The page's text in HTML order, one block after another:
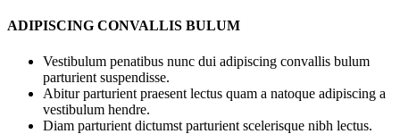
ADIPISCING CONVALLIS BULUM
Vestibulum penatibus nunc dui adipiscing convallis bulum
parturient suspendisse.
Abitur parturient praesent lectus quam a natoque adipiscing a
vestibulum hendre.
Diam parturient dictumst parturient scelerisque nibh lectus.